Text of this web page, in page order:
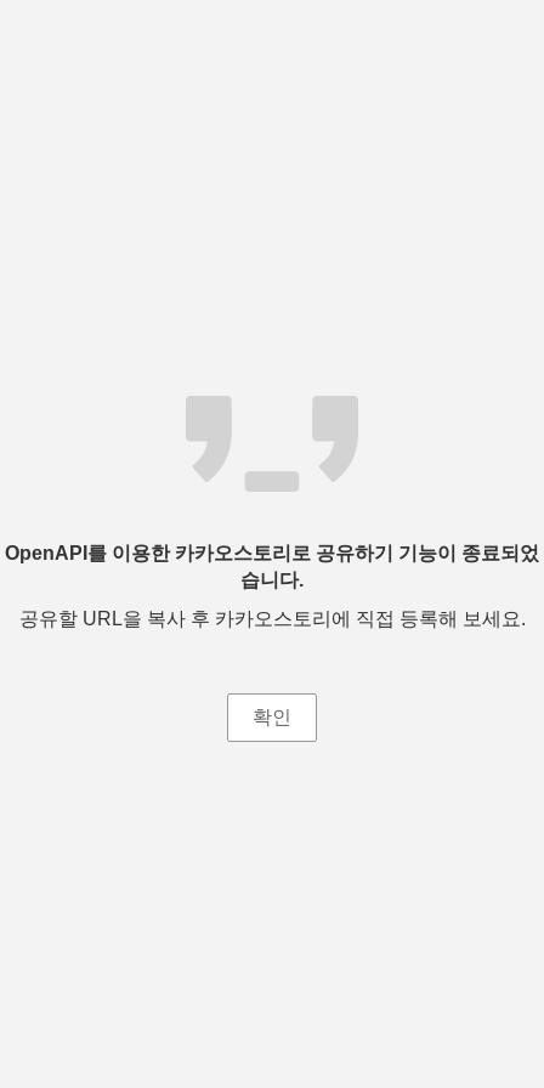
OpenAPI를 이용한 카카오스토리로 공유하기 기능이 종료되었
습니다.
공유할 URL을 복사 후 카카오스토리에 직접 등록해 보세요.
확인